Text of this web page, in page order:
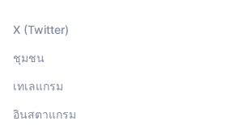
X (Twitter)
ชุมชน
เทเลแกรม
อินสตาแกรม